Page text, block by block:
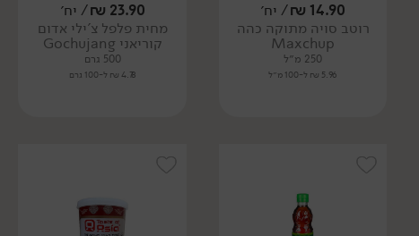
14.90
₪/ יח׳
רוטב סויה מתוקה כהה
Maxchup
250 מ״ל
5.96 ₪ ל-100 מ״ל
23.90
₪/ יח׳
מחית פלפל צ'ילי אדום
קוריאני Gochujang
500 גרם
4.78 ₪ ל-100 גרם